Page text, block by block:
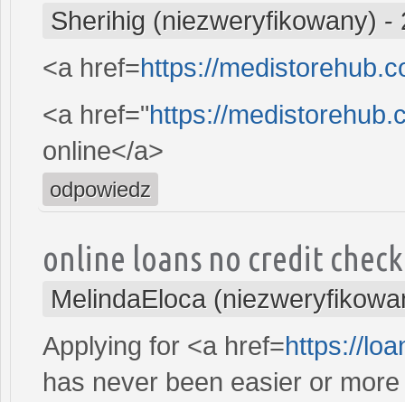
Sherihig (niezweryfikowany) -
<a href=https://
<a href="https://
online</a>
odpowiedz
online loans no credit
MelindaEloca
Applying for <a href=https://
has never been easier or